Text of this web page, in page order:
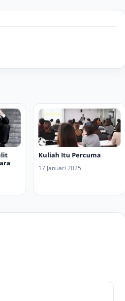
Kuliah Itu Percuma
17 Januari 2025